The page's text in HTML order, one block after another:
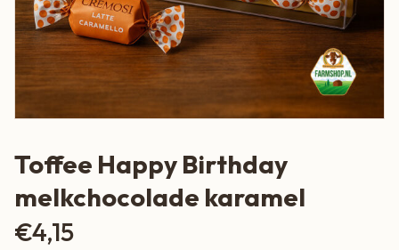
Toffee Happy Birthday
melkchocolade karamel
€4,15